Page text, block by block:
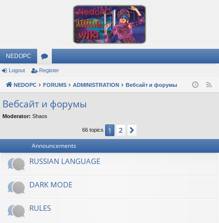
NEDOPC
or
u
s
Logout Register
NEDOPC FORUMS ADMINISTRATION Вебсайт и форумы
Вебсайт и форумы
Moderator: Shaos
66 topics 1 2
Announcements
RUSSIAN LANGUAGE
DARK MODE
RULES